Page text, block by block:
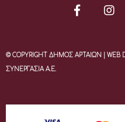
© COPYRIGHT ΔΗΜΟΣ ΑΡΤΑΙΩΝ | WEB
ΣΥΝΕΡΓΑΣΙΑ Α.Ε.